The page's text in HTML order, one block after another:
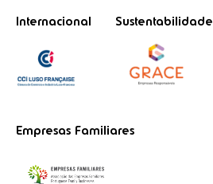
Internacional Sustentabilidade
Empresas Familiares